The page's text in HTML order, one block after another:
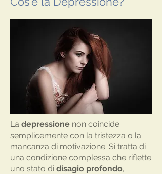
La depressione non coincide
semplicemente con la tristezza o la
mancanza di motivazione. Si tratta di
una condizione complessa che riflette
uno stato di disagio profondo,